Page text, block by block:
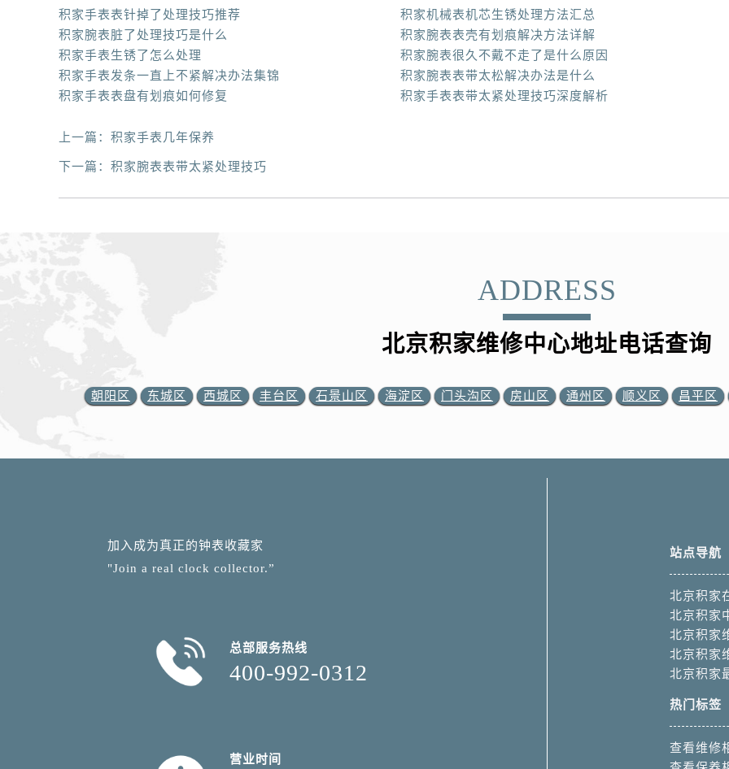
积家手表表针掉了处理技巧推荐
积家机械表机芯生锈处理方法汇总
积家腕表脏了处理技巧是什么
积家腕表表壳有划痕解决方法详解
积家手表生锈了怎么处理
积家腕表很久不戴不走了是什么原因
积家手表发条一直上不紧解决办法集锦
积家腕表表带太松解决办法是什么
积家手表表盘有划痕如何修复
积家手表表带太紧处理技巧深度解析
上一篇： 积家手表几年保养
下一篇： 积家腕表表带太紧处理技巧
ADDRESS
北京积家维修中心地址电话查询
朝阳区 东城区 西城区 丰台区 石景山区 海淀区 门头沟区 房山区 通州区 顺义区 昌平区
加入成为真正的钟表收藏家
"Join a real clock collector.”
总部服务热线
400-992-0312
营业时间
站点导航
北京积家
北京积家
北京积家
北京积家
北京积家
热门标签
查看维修